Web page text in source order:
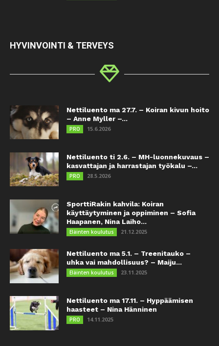
HYVINVOINTI & TERVEYS
Nettiluento ma 27.7. – Koiran kivun hoito
– Anne Myller –...
PRO 15.6.2026
Nettiluento ti 2.6. – MH-luonnekuvaus –
kasvattajan ja harrastajan työkalu –...
PRO 28.5.2026
SporttiRakin kahvila: Koiran
käyttäytyminen ja oppiminen – Sofia
Haapanen, Nina Laiho...
Eläinten koulutus 21.12.2025
Nettiluento ma 5.1. – Treenitauko –
uhka vai mahdollisuus? – Maiju...
Eläinten koulutus 23.11.2025
Nettiluento ma 17.11. – Hyppäämisen
haasteet – Nina Hänninen
PRO 14.11.2025